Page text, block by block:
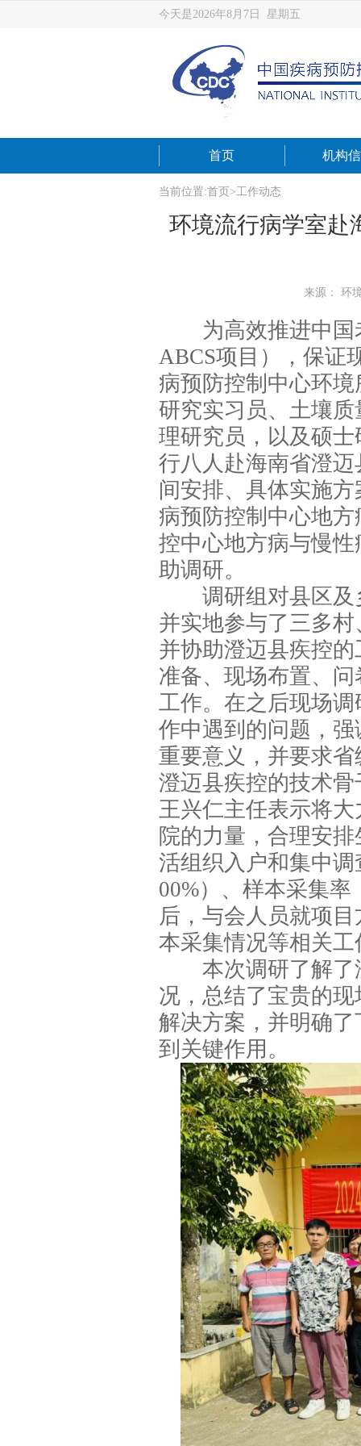
今天是2026年8月7日 星期五
首页 机构
当前位置:首页 >工作动态
环境流行病学室赴
来源： 环
为高效推进中
ABCS项目），保证
病预防控制中心环
研究实习员、土壤
理研究员，以及硕
行八人赴海南省澄
间安排、具体实施
病预防控制中心地
控中心地方病与慢
助调研。
调研组对县区
并实地参与了三多
并协助澄迈县疾控
准备、现场布置、
工作。在之后现场
作中遇到的问题，强
重要意义，并要求
澄迈县疾控的技术
王兴仁主任表示将
院的力量，合理安
活组织入户和集中
00%）、样本采集率
后，与会人员就项
本采集情况等相关
本次调研了解了
况，总结了宝贵的
解决方案，并明确
到关键作用。